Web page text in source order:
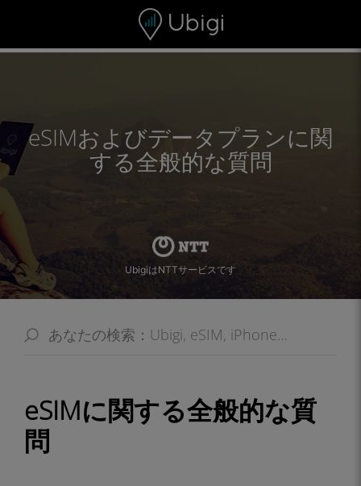
ナビゲーションバー
eSIMおよびデータプランに関
する全般的な質問
UbigiはNTTサービスです
eSIMに関する全般的な質
問